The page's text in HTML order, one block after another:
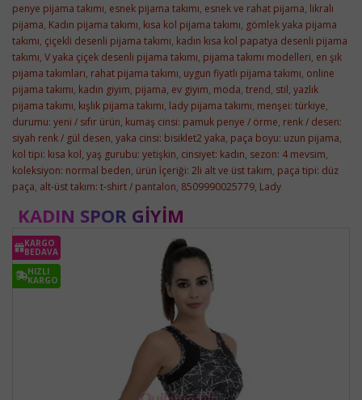
penye pijama takımı, esnek pijama takımı, esnek ve rahat pijama, likralı
pijama, Kadın pijama takımı, kısa kol pijama takımı, gömlek yaka pijama
takımı, çiçekli desenli pijama takımı, kadın kısa kol papatya desenli pijama
takımı, V yaka çiçek desenli pijama takımı, pijama takımı modelleri, en şık
pijama takımları, rahat pijama takımı, uygun fiyatlı pijama takımı, online
pijama takımı, kadın giyim, pijama, ev giyim, moda, trend, stil, yazlık
pijama takımı, kışlık pijama takımı, lady pijama takımı, menşei: türkiye,
durumu: yeni / sıfır ürün, kumaş cinsi: pamuk penye / örme, renk / desen:
siyah renk / gül desen, yaka cinsi: bisiklet2 yaka, paça boyu: uzun pijama,
kol tipi: kısa kol, yaş gurubu: yetişkin, cinsiyet: kadın, sezon: 4 mevsim,
koleksiyon: normal beden, ürün i̇çeriği: 2li alt ve üst takım, paça tipi: düz
paça, alt-üst takım: t-shirt / pantalon, 8509990025779, Lady
KADIN SPOR GIYIM
KARGO
BEDAVA
HIZLI
KARGO